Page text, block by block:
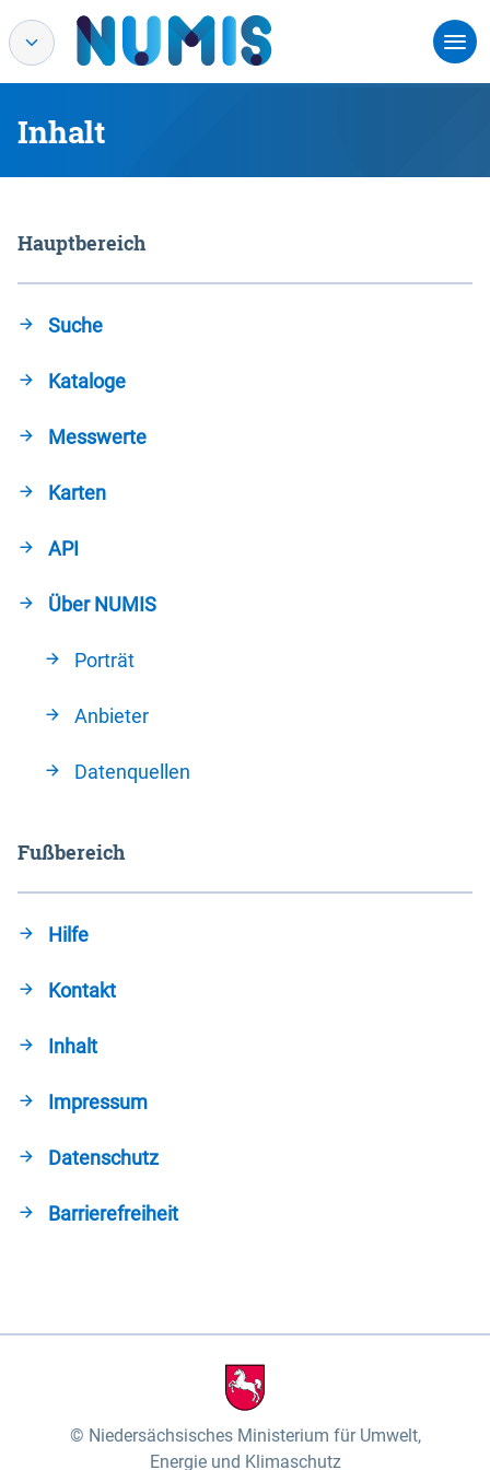
Inhalt
Hauptbereich
Suche
Kataloge
Messwerte
Karten
API
Über NUMIS
Porträt
Anbieter
Datenquellen
Fußbereich
Hilfe
Kontakt
Inhalt
Impressum
Datenschutz
Barrierefreiheit
Niedersächsisches Ministerium für Umwelt,
Energie und Klimaschutz